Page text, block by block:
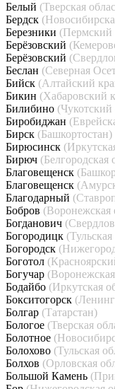
Белый (Тверская
Бердск
Березники (Пермский
Берёзовский
Берёзовский
Беслан (Северная
Бийск (Алтайский
Бикин (Хабаровский
Билибино
Биробиджан
Бирск (Башкортостан)
Бирюсинск
Бирюч (Белгородская
Благовещенск
Благовещенск
Благодарный
Бобров (Воронежская
Богданович
Богородицк
Богородск
Боготол
Богучар
Бодайбо (Иркутская
Бокситогорск
Болгар (Татарстан)
Бологое (Тверская
Болотное
Болохово (Тульская
Болхов (Орловская
Большой Камень